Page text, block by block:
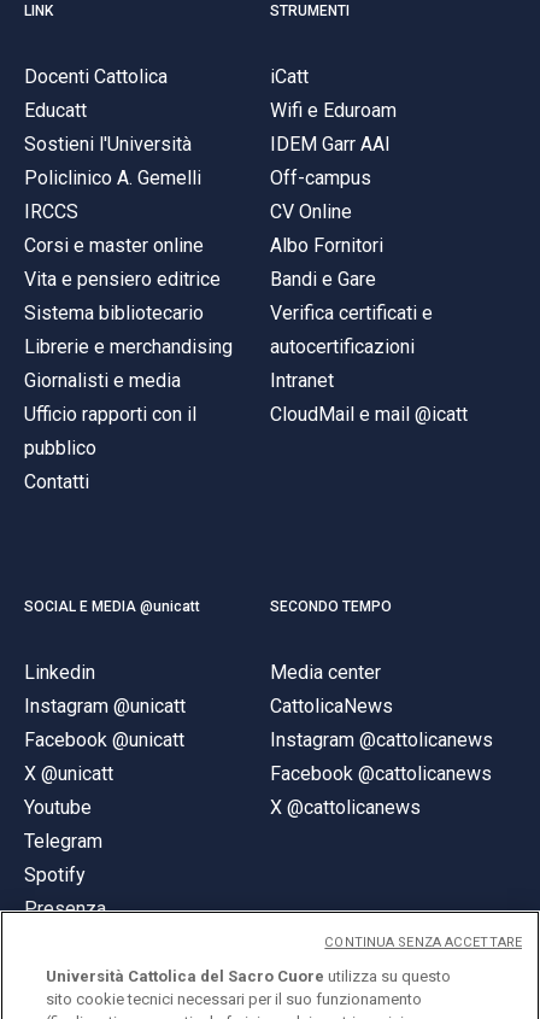
LINK
Docenti Cattolica
Educatt
Sostieni l'Università
Policlinico A. Gemelli
IRCCS
Corsi e master online
Vita e pensiero editrice
Sistema bibliotecario
Librerie e merchandising
Giornalisti e media
Ufficio rapporti con il
pubblico
Contatti
STRUMENTI
iCatt
Wifi e Eduroam
IDEM Garr AAI
Off-campus
CV Online
Albo Fornitori
Bandi e Gare
Verifica certificati e
autocertificazioni
Intranet
CloudMail e mail @icatt
SOCIAL E MEDIA @unicatt
Linkedin
Instagram @unicatt
Facebook @unicatt
X @unicatt
Youtube
Telegram
Spotify
Presenza
SECONDO TEMPO
Media center
CattolicaNews
Instagram @cattolicanews
Facebook @cattolicanews
X @cattolicanews
Università Cattolica del Sacro Cuore utilizza su questo
sito cookie tecnici necessari per il suo funzionamento
CONTINUA SENZA ACCETTARE